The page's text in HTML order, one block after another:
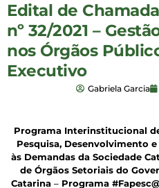
Edital de
nº 32/2021 –
nos Órgãos
Executivo
Gabriela Garcia
Programa Interinstitucional
Pesquisa, Desenvolvimento
às Demandas da Sociedade
de Órgãos Setoriais do
Catarina– Programa